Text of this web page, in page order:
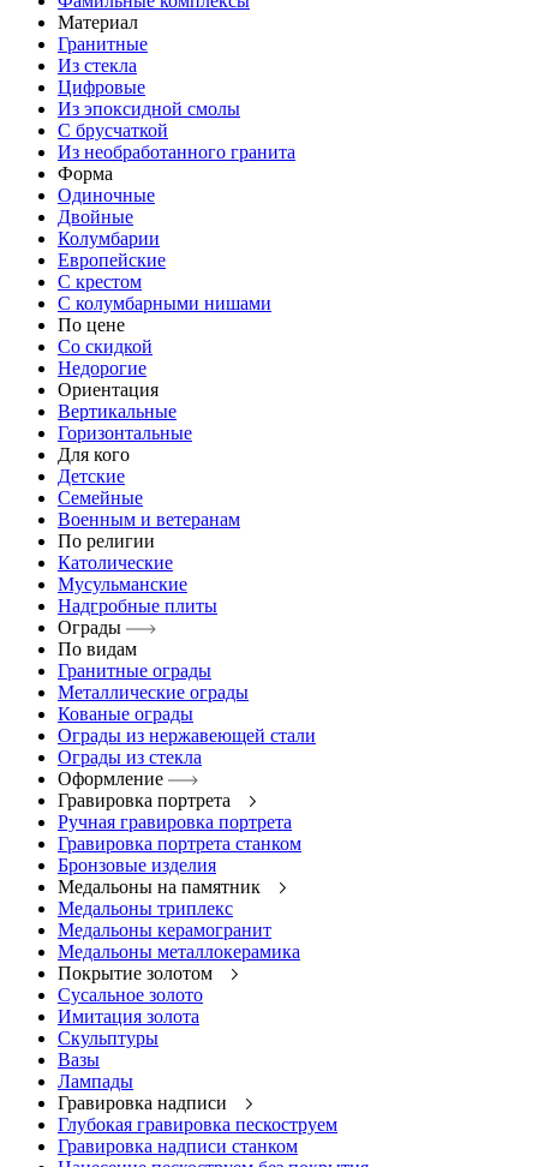
Материал
Гранитные
Из стекла
Цифровые
Из эпоксидной смолы
С брусчаткой
Из необработанного гранита
Форма
Одиночные
Двойные
Колумбарии
Европейские
С крестом
С колумбарными нишами
По цене
Со скидкой
Недорогие
Ориентация
Вертикальные
Горизонтальные
Для кого
Детские
Семейные
Военным и ветеранам
По религии
Католические
Мусульманские
Надгробные плиты
Ограды
По видам
Гранитные ограды
Металлические ограды
Кованые ограды
Ограды из нержавеющей стали
Ограды из стекла
Оформление
Гравировка портрета
Ручная гравировка портрета
Гравировка портрета станком
Бронзовые изделия
Медальоны на памятник
Медальоны триплекс
Медальоны керамогранит
Медальоны металлокерамика
Покрытие золотом
Сусальное золото
Имитация золота
Скульптуры
Вазы
Лампады
Гравировка надписи
Глубокая гравировка пескоструем
Гравировка надписи станком